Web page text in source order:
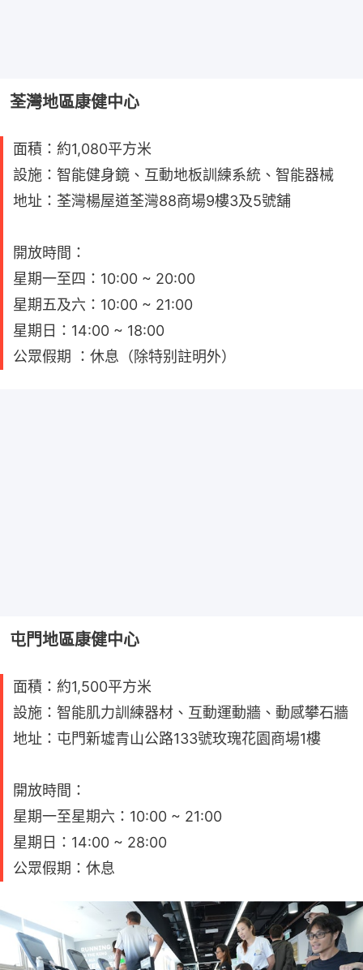
荃灣地區康健中心
面積：約1,080平方米
設施：智能健身鏡、互動地板訓練系統、智能器械
地址：荃灣楊屋道荃灣88商場9樓3及5號舖
開放時間：
星期一至四：10:00 ~ 20:00
星期五及六：10:00 ~ 21:00
星期日：14:00 ~ 18:00
公眾假期 ：休息（除特别註明外）
屯門地區康健中心
面積：約1,500平方米
設施：智能肌力訓練器材、互動運動牆、動感攀石牆
地址：屯門新墟青山公路133號玫瑰花園商場1樓
開放時間：
星期一至星期六：10:00 ~ 21:00
星期日：14:00 ~ 28:00
公眾假期：休息